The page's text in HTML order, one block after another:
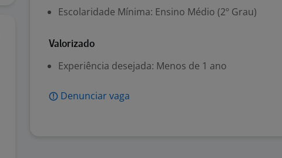
Escolaridade Mínima: Ensino Médio (2º Grau)
Valorizado
Experiência desejada: Menos de 1 ano
Denunciar vaga